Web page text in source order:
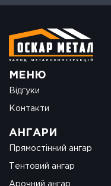
МЕНЮ
Відгуки
Контакти
АНГАРИ
Прямостінний ангар
Тентовий ангар
Арочний ангар